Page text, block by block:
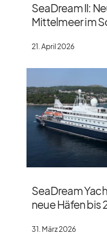
SeaDream II:
Mittelmeer im
21. April 2026
SeaDream
neue Häfen bis
31. März 2026